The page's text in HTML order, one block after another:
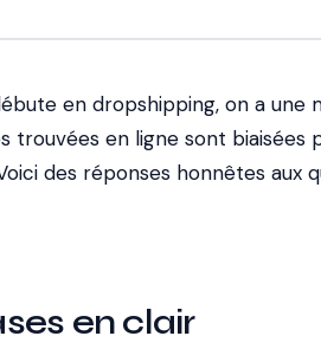
en dropshipping, on a une
trouvées en ligne sont biaisées
des réponses honnêtes aux
en clair